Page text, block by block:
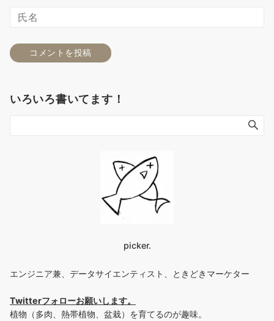
いろいろ書いてます！
picker.
エンジニア兼、データサイエンティスト、ときどきマーケター
Twitterフォローお願いします。
植物（多肉、熱帯植物、盆栽）を育てるのが趣味。